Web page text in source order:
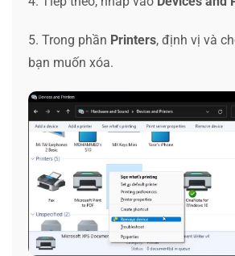
5. Trong phần Printers, định vị và
bạn muốn xóa.